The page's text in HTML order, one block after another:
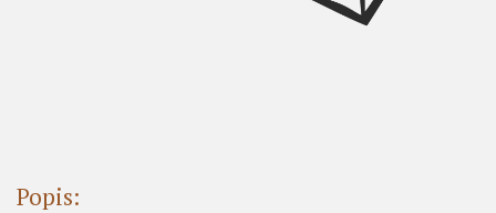
Popis: